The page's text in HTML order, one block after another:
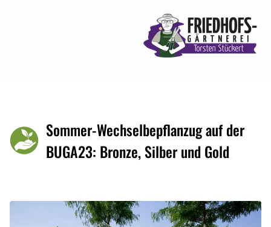
Sommer-Wechselbepflanzug auf der
BUGA23: Bronze, Silber und Gold